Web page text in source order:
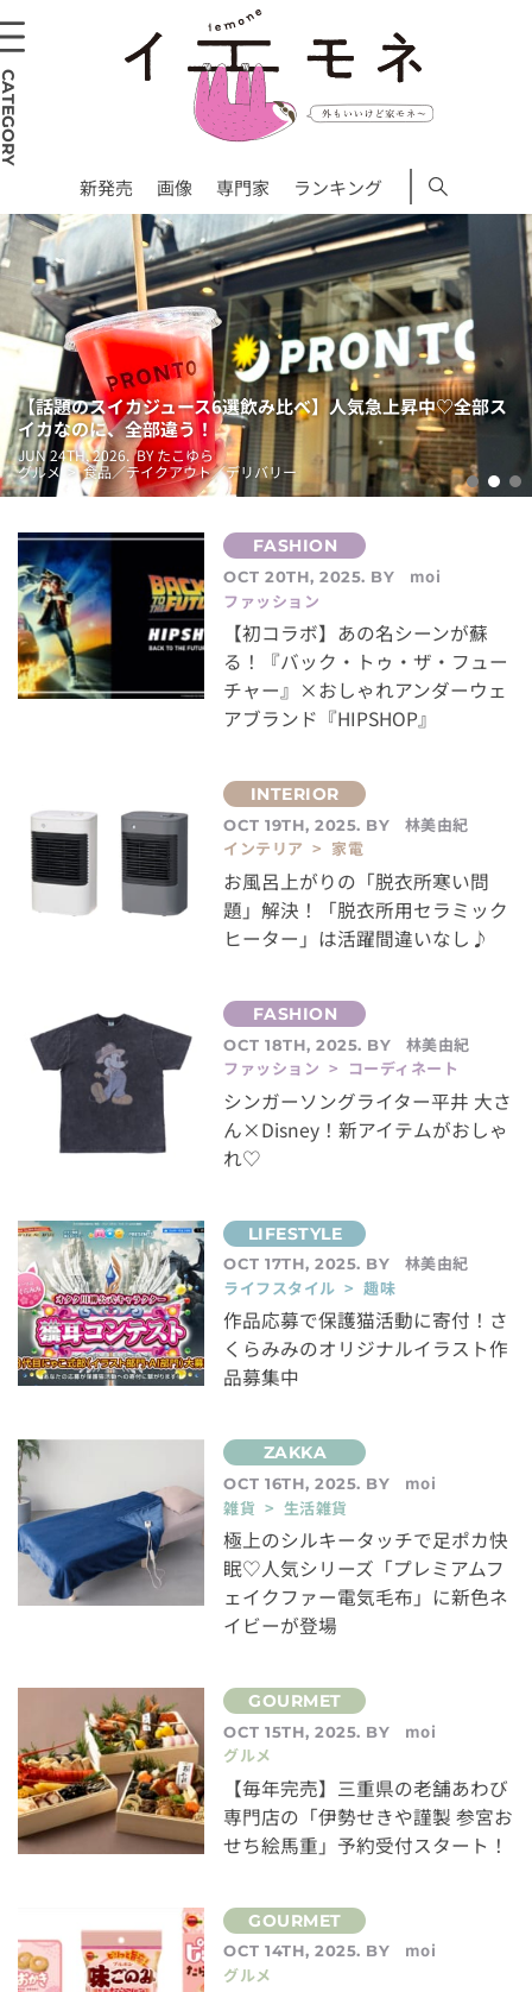
新発売 画像 専門家 ランキング
【話題のスイカジュース6選飲み比べ】人気急上昇中♡全部ス
イカなのに、全部違う！
JUN 24TH, 2026. BY たこゆら
グルメ > 食品／テイクアウト／デリバリー
OCT 20TH, 2025. BY
moi
ファッション
【初コラボ】あの名シーンが蘇
る！『バック・トゥ・ザ・フュー
チャー』×おしゃれアンダーウェ
アブランド『HIPSHOP』
OCT 19TH, 2025. BY
林美由紀
インテリア > 家電
お風呂上がりの「脱衣所寒い問
題」解決！「脱衣所用セラミック
ヒーター」は活躍間違いなし♪
OCT 18TH, 2025. BY
林美由紀
ファッション > コーディネート
シンガーソングライター平井 大さ
ん×Disney！新アイテムがおしゃ
れ♡
OCT 17TH, 2025. BY
林美由紀
ライフスタイル > 趣味
作品応募で保護猫活動に寄付！さ
くらみみのオリジナルイラスト作
品募集中
OCT 16TH, 2025. BY
moi
雑貨 > 生活雑貨
極上のシルキータッチで足ポカ快
眠♡人気シリーズ「プレミアムフ
ェイクファー電気毛布」に新色ネ
イビーが登場
OCT 15TH, 2025. BY
moi
グルメ
【毎年完売】三重県の老舗あわび
専門店の「伊勢せきや謹製 参宮お
せち絵馬重」予約受付スタート！
OCT 14TH, 2025. BY
moi
グルメ